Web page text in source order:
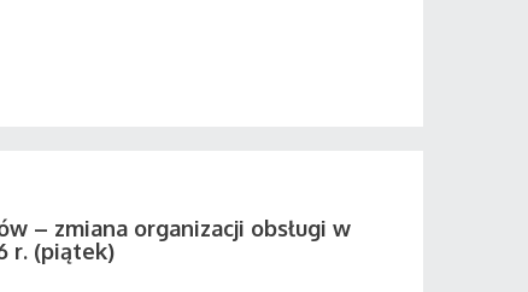
– zmiana organizacji obsługi w
r. (piątek)